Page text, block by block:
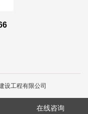
设工程有限公司
在线咨询